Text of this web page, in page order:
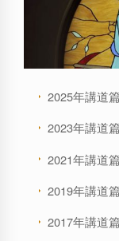
2025年講道
2023年講道
2021年講道
2019年講道
2017年講道